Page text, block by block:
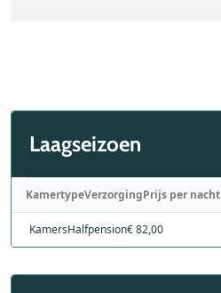
Laagseizoen
KamertypeVerzorgingPrijs per nacht
KamersHalfpension€ 82,00